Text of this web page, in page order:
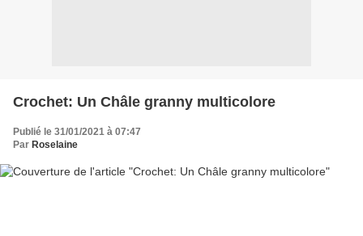
Crochet: Un Châle granny multicolore
Publié le 31/01/2021 à 07:47
Par Roselaine